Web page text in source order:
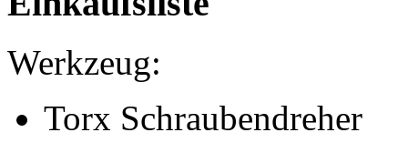
Werkzeug:
Torx Schraubendreher